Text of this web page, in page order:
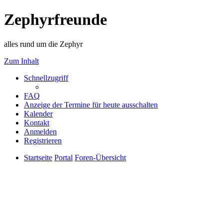
Zephyrfreunde
alles rund um die Zephyr
Zum Inhalt
Schnellzugriff
FAQ
Anzeige der Termine für heute ausschalten
Kalender
Kontakt
Anmelden
Registrieren
Startseite Portal Foren-Übersicht